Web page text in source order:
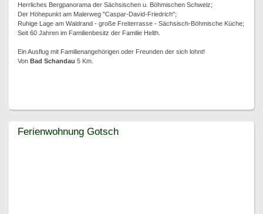
Herrliches Bergpanorama der Sächsischen u. Böhmischen Schweiz;
Der Höhepunkt am Malerweg "Caspar-David-Friedrich";
Ruhige Lage am Waldrand - große Freiterrasse - Sächsisch-Böhmische Küche;
Seit 60 Jahren im Familienbesitz der Familie Helth.
Ein Ausflug mit Familienangehörigen oder Freunden der sich lohnt!
Von Bad Schandau 5 Km.
Ferienwohnung Gotsch
Ferienwohnung Gotsch